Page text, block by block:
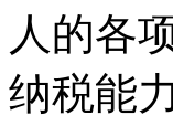
人的各
纳税能